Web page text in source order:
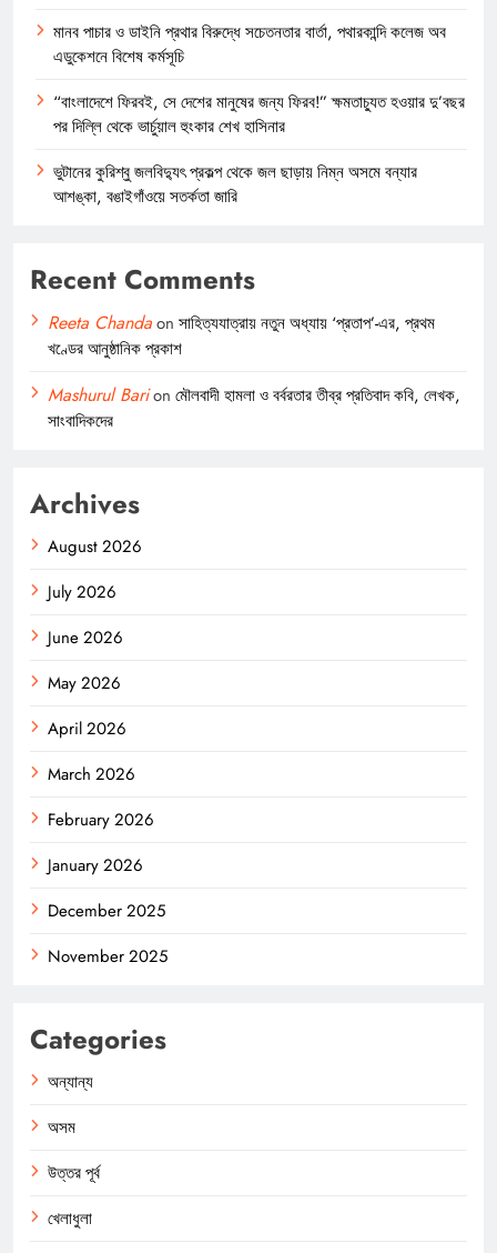
মানব পাচার ও ডাইনি প্রথার বিরুদ্ধে সচেতনতার বার্তা, পথারকান্দি কলেজ অব
এডুকেশনে বিশেষ কর্মসূচি
“বাংলাদেশে ফিরবই, সে দেশের মানুষের জন্য ফিরব!” ক্ষমতাচ্যুত হওয়ার দু’বছর
পর দিল্লি থেকে ভার্চুয়াল হুংকার শেখ হাসিনার
ভুটানের কুরিশ্বু জলবিদ্যুৎ প্রকল্প থেকে জল ছাড়ায় নিম্ন অসমে বন্যার
আশঙ্কা, বঙাইগাঁওয়ে সতর্কতা জারি
Recent Comments
Reeta Chandaon সাহিত্যযাত্রায় নতুন অধ্যায় ‘প্রতাপ’-এর, প্রথম
খণ্ডের আনুষ্ঠানিক প্রকাশ
Mashurul Barion মৌলবাদী হামলা ও বর্বরতার তীব্র প্রতিবাদ কবি, লেখক,
সাংবাদিকদের
Archives
August 2026
July 2026
June 2026
May 2026
April 2026
March 2026
February 2026
January 2026
December 2025
November 2025
Categories
অন্যান্য
অসম
উত্তর পূর্ব
খেলাধুলা